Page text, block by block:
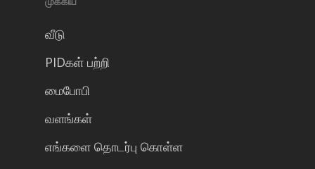
வீடு
PIDகள் பற்றி
மைபோபி
வளங்கள்
எங்களை தொடர்பு கொள்ள